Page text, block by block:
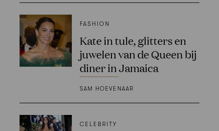
FASHION
Kate in tule, glitters en
juwelen van de Queen bij
diner in Jamaica
SAM HOEVENAAR
CELEBRITY